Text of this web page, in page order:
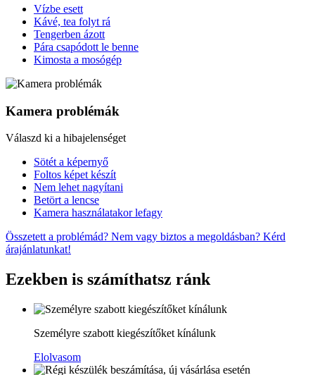
Vízbe esett
Kávé, tea folyt rá
Tengerben ázott
Pára csapódott le benne
Kimosta a mosógép
Kamera problémák
Válaszd ki a hibajelenséget
Sötét a képernyő
Foltos képet készít
Nem lehet nagyítani
Betört a lencse
Kamera használatakor lefagy
Összetett a problémád? Nem vagy biztos a megoldásban? Kérd
árajánlatunkat!
Ezekben is számíthatsz ránk
Személyre szabott kiegészítőket kínálunk
Elolvasom